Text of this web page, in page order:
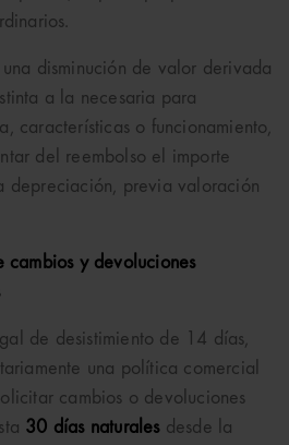
disminución de valor derivada
a la necesaria para
características o funcionamiento,
del reembolso el importe
depreciación, previa valoración
cambios y devoluciones
de desistimiento de 14 días,
una política comercial
cambios o devoluciones
30 días naturalesdesde la